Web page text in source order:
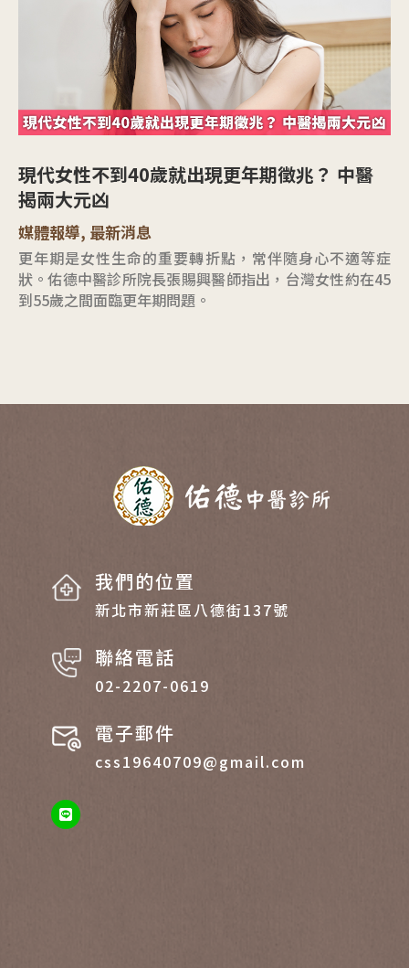
現代女性不到40歲就出現更年期徵兆？ 中醫
揭兩大元凶
媒體報導, 最新消息
更年期是女性生命的重要轉折點，常伴隨身心不適等症
狀。佑德中醫診所院長張賜興醫師指出，台灣女性約在45
到55歲之間面臨更年期問題。
我們的位置
新北市新莊區八德街137號
聯絡電話
02-2207-0619
電子郵件
css19640709@gmail.com